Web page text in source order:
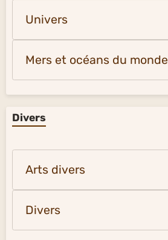
Univers
Mers et océans du monde
Divers
Arts divers
Divers